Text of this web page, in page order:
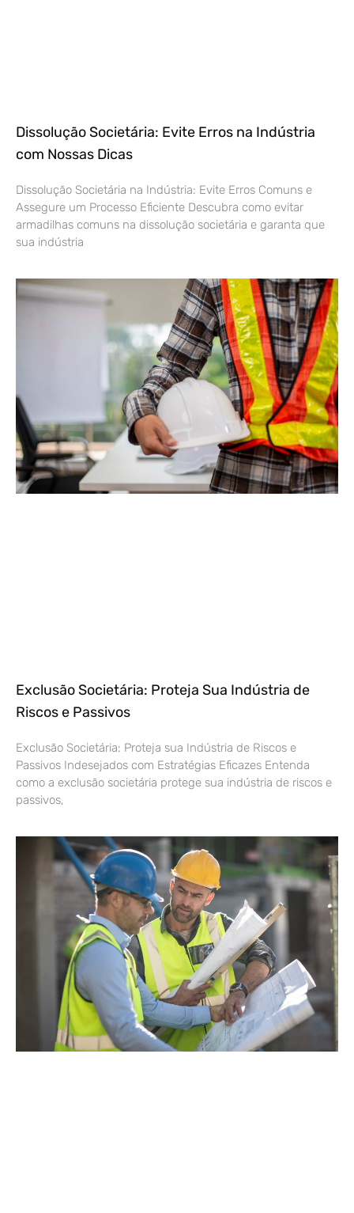
Dissolução Societária: Evite Erros na Indústria
com Nossas Dicas
Dissolução Societária na Indústria: Evite Erros Comuns e
Assegure um Processo Eficiente Descubra como evitar
armadilhas comuns na dissolução societária e garanta que
sua indústria
Exclusão Societária: Proteja Sua Indústria de
Riscos e Passivos
Exclusão Societária: Proteja sua Indústria de Riscos e
Passivos Indesejados com Estratégias Eficazes Entenda
como a exclusão societária protege sua indústria de riscos e
passivos,